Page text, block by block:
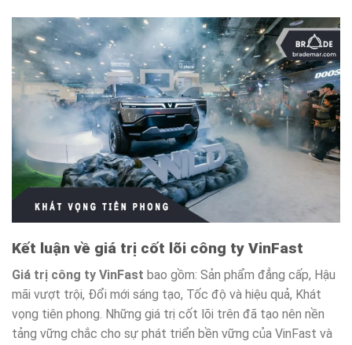
Kết luận về giá trị cốt lõi công ty VinFast
Giá trị công ty VinFast bao gồm: Sản phẩm đẳng cấp, Hậu
mãi vượt trội, Đổi mới sáng tạo, Tốc độ và hiệu quả, Khát
vọng tiên phong. Những giá trị cốt lõi trên đã tạo nên nền
tảng vững chắc cho sự phát triển bền vững của VinFast và